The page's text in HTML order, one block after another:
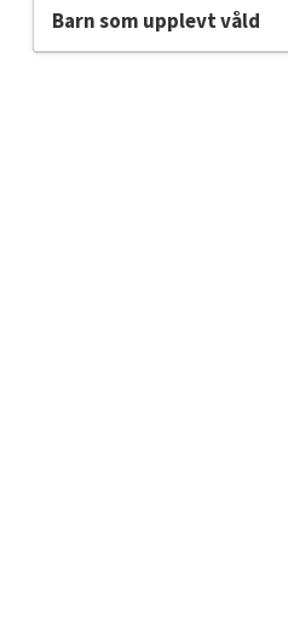
Barn som upplevt våld